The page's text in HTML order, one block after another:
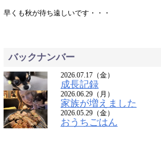
早くも秋が待ち遠しいです・・・
バックナンバー
2026.07.17（金）
成長記録
2026.06.29（月）
家族が増えました
2026.05.29（金）
おうちごはん